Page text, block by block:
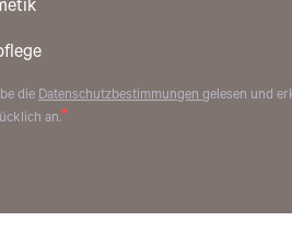
dieDatenschutzbestimmungengelesen und
an.